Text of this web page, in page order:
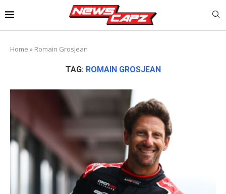
Home » Romain Grosjean
TAG: ROMAIN GROSJEAN